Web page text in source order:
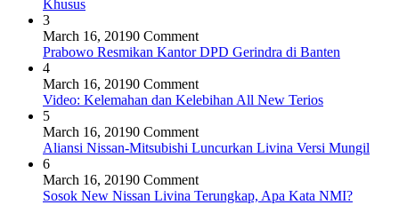
Khusus
3
March 16, 20190 Comment
Prabowo Resmikan Kantor DPD Gerindra di Banten
4
March 16, 20190 Comment
Video: Kelemahan dan Kelebihan All New Terios
5
March 16, 20190 Comment
Aliansi Nissan-Mitsubishi Luncurkan Livina Versi Mungil
6
March 16, 20190 Comment
Sosok New Nissan Livina Terungkap, Apa Kata NMI?